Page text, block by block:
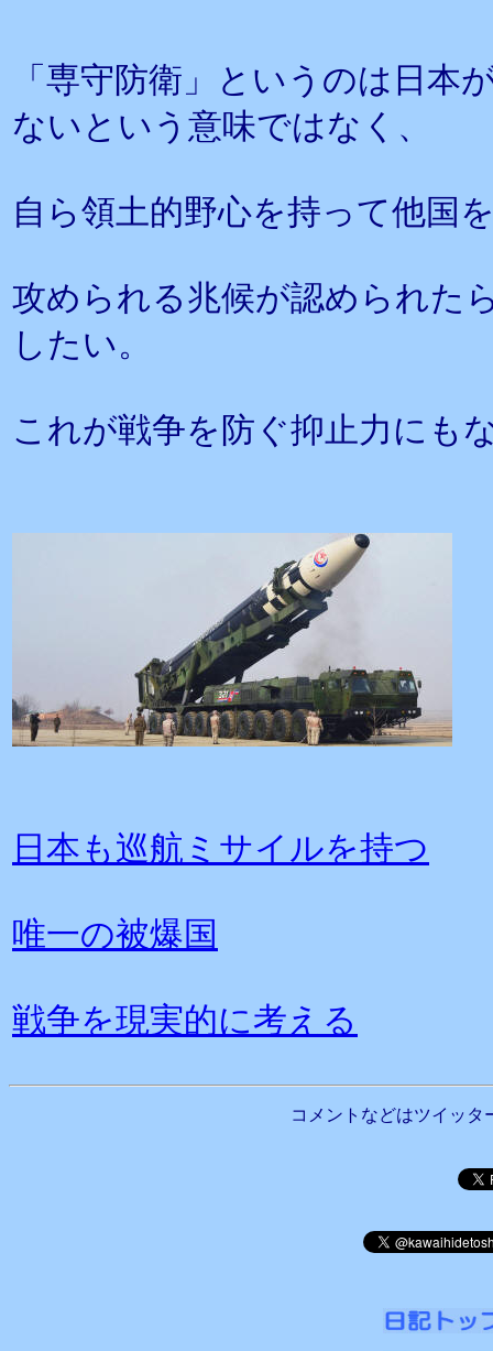
「専守防衛」というのは日本
ないという意味ではなく、
自ら領土的野心を持って他国
攻められる兆候が認められた
したい。
これが戦争を防ぐ抑止力にも
日本も巡航ミサイルを持つ
唯一の被爆国
戦争を現実的に考える
コメントなどはツイッタ